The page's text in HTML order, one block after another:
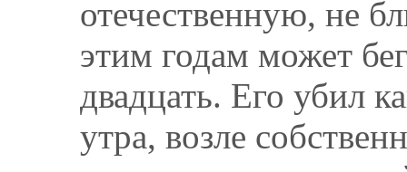
отечественную, не
этим годам может
двадцать. Его убил
утра, возле